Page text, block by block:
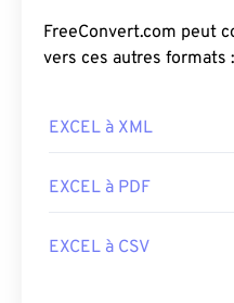
FreeConvert.com peut
vers ces autres formats :
EXCEL à XML
EXCEL à PDF
EXCEL à CSV